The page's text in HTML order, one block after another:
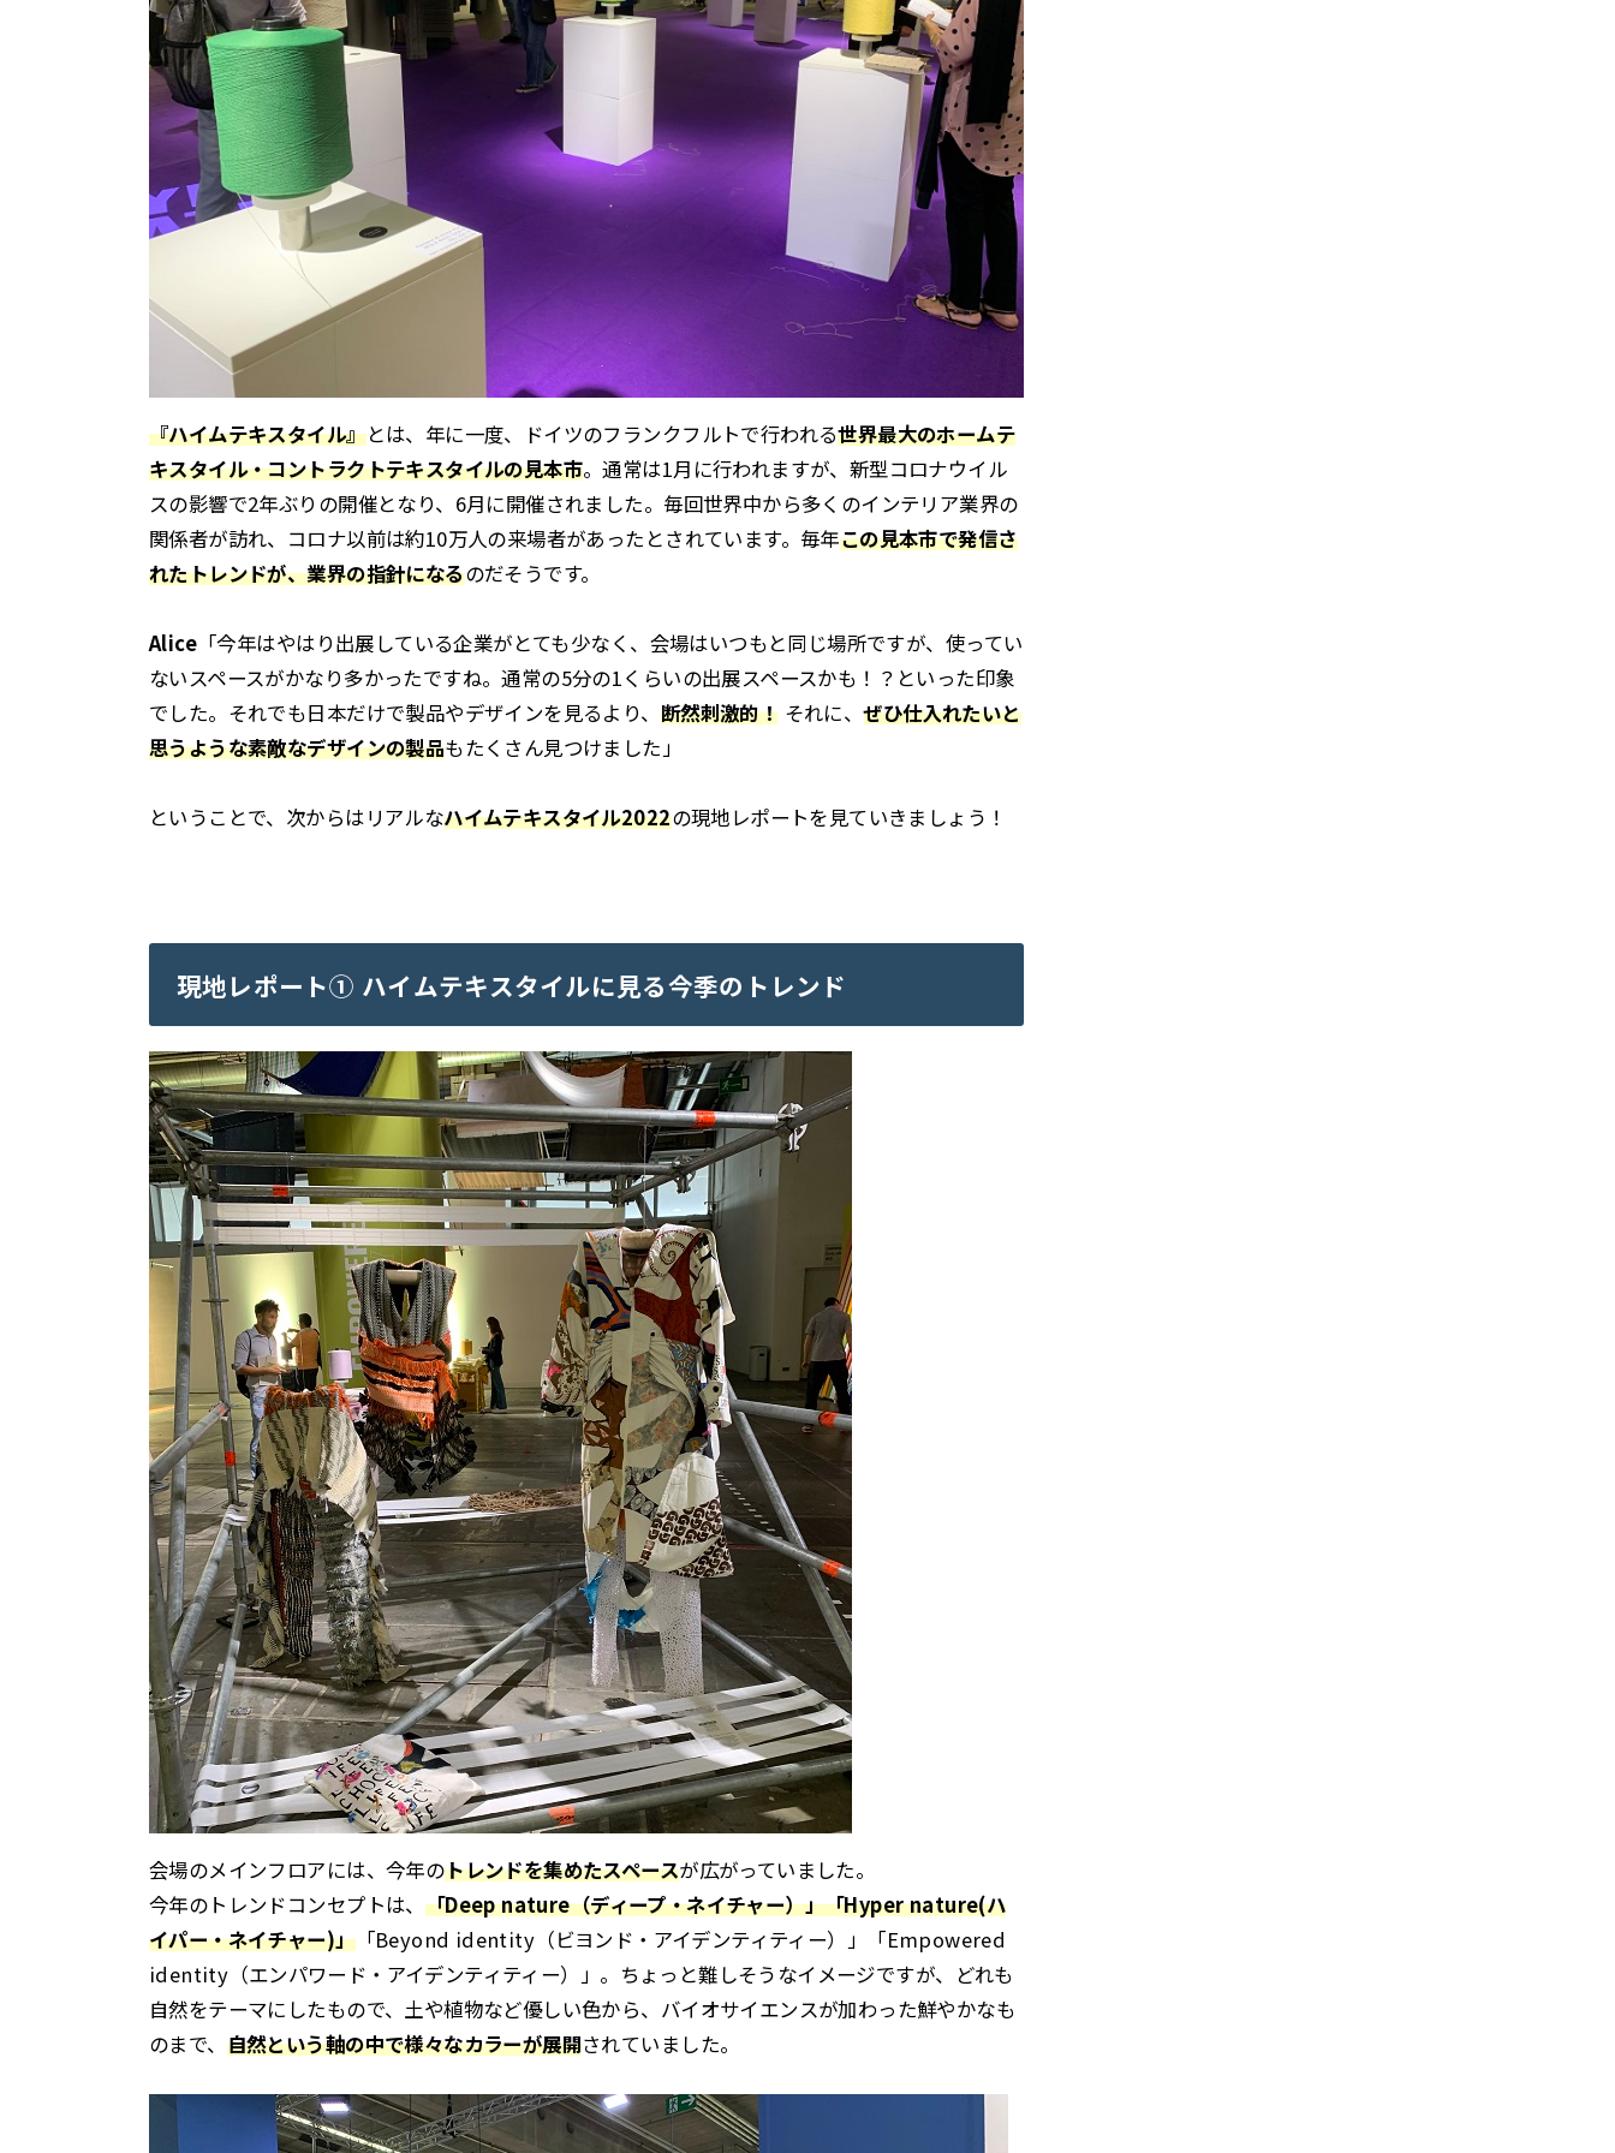
『ハイムテキスタイル』とは、年に一度、ドイツのフランクフルトで行われる世界最大のホームテ
キスタイル・コントラクトテキスタイルの見本市。通常は1月に行われますが、新型コロナウイル
スの影響で2年ぶりの開催となり、6月に開催されました。毎回世界中から多くのインテリア業界の
関係者が訪れ、コロナ以前は約10万人の来場者があったとされています。毎年この見本市で発信さ
れたトレンドが、業界の指針になるのだそうです。
Alice 「今年はやはり出展している企業がとても少なく、会場はいつもと同じ場所ですが、使ってい
ないスペースがかなり多かったですね。通常の5分の1くらいの出展スペースかも！？といった印象
でした。それでも日本だけで製品やデザインを見るより、 断然刺激的！ それに、ぜひ仕入れたいと
思うような素敵なデザインの製品もたくさん見つけました」
ということで、次からはリアルなハイムテキスタイル2022の現地レポートを見ていきましょう！
現地レポート① ハイムテキスタイルに見る今季のトレンド
会場のメインフロアには、今年のトレンドを集めたスペースが広がっていました。
今年のトレンドコンセプトは、 「Deep nature（ディープ・ネイチャー）」「Hyper nature(ハ
イパー・ネイチャー)」「Beyond identity（ビヨンド・アイデンティティー）」「Empowered
identity（エンパワード・アイデンティティー）」。ちょっと難しそうなイメージですが、どれも
自然をテーマにしたもので、土や植物など優しい色から、バイオサイエンスが加わった鮮やかなも
のまで、 自然という軸の中で様々なカラーが展開されていました。